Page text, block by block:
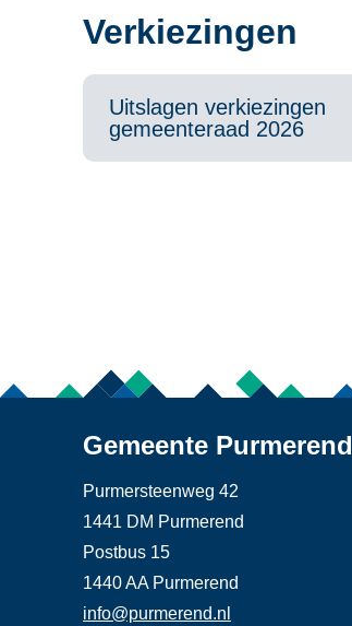
Verkiezingen
Uitslagen verkiezingen
gemeenteraad 2026
Gemeente Purmerend
Purmersteenweg 42
1441 DM Purmerend
Postbus 15
1440 AA Purmerend
info@purmerend.nl